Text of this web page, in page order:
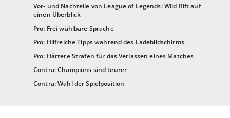
Vor- und Nachteile von League of Legends: Wild Rift auf
einen Überblick
Pro: Frei wählbare Sprache
Pro: Hilfreiche Tipps während des Ladebildschirms
Pro: Härtere Strafen für das Verlassen eines Matches
Contra: Champions sind teurer
Contra: Wahl der Spielposition